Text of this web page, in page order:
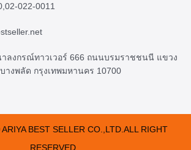
022-0011
าลงกรณ์ทาวเวอร์ 666 ถนนบรมราชชนนี แขวง
างพลัด กรุงเทพมหานคร 10700
BEST SELLER CO.,LTD.ALL RIGHT
RESERVED.